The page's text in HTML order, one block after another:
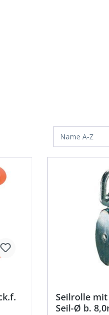
Seilrolle
Seil-Ø b.